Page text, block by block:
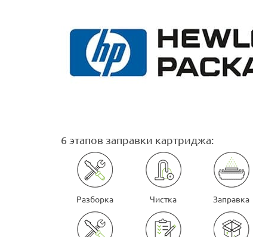
6 этапов заправки картриджа:
Разборка Чистка Заправка